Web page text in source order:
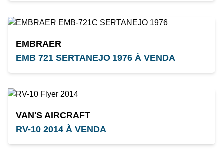
EMBRAER
EMB 721 SERTANEJO 1976 À VENDA
VAN'S AIRCRAFT
RV-10 2014 À VENDA